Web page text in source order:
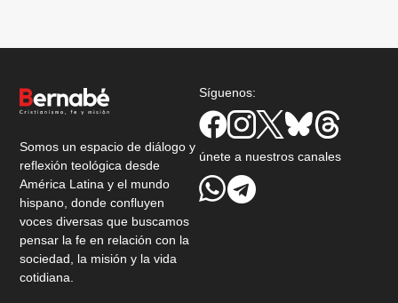
Somos un espacio de diálogo y
reflexión teológica desde
América Latina y el mundo
hispano, donde confluyen
voces diversas que buscamos
pensar la fe en relación con la
sociedad, la misión y la vida
cotidiana.
Síguenos:
únete a nuestros canales